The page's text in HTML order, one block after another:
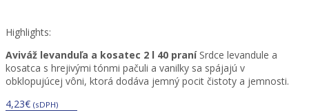
Highlights:
Aviváž levanduľa a kosatec 2 l 40 praníSrdce levandule a
kosatca s hrejivými tónmi pačuli a vanilky sa spájajú v
obklopujúcej vôni, ktorá dodáva jemný pocit čistoty a jemnosti.
4,23€ (sDPH)